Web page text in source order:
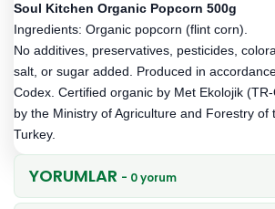
Soul Kitchen Organic Popcorn 500g
Ingredients: Organic popcorn (flint corn).
No additives, preservatives, pesticides,
salt, or sugar added. Produced in
Codex. Certified organic by Met Ekolojik
by the Ministry of Agriculture and Forestry of
Turkey.
YORUMLAR - 0 yorum